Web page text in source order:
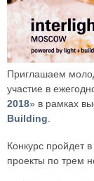
Приглашаем
участие в
2018» в рамках
Building
Конкурс пройдет
проекты по трем